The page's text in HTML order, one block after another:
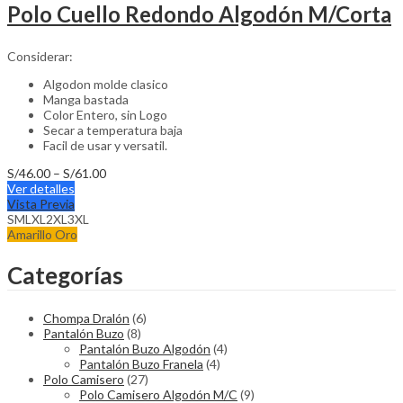
Polo Cuello Redondo Algodón M/Corta
Considerar:
Algodon molde clasico
Manga bastada
Color Entero, sin Logo
Secar a temperatura baja
Facil de usar y versatil.
S/46.00 – S/61.00Price
Ver detalles
has
multiple
The
options
chosen
on
the
product
page
Vista Previa
SML XL 2XL 3XL
Amarillo Oro
Categorías
Chompa Dralón (6)
Pantalón Buzo (8)
Pantalón Buzo Algodón (4)
Pantalón Buzo Franela (4)
Polo Camisero (27)
Polo Camisero Algodón M/C (9)